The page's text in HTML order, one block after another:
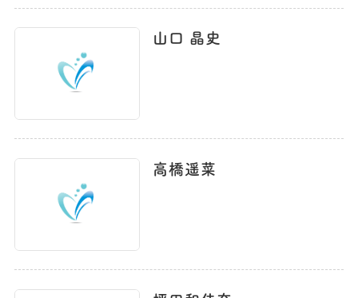
山口 晶史
高橋遥菜